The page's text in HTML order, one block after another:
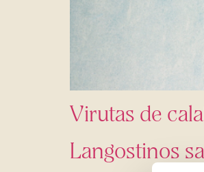
Virutas de
Langostinos